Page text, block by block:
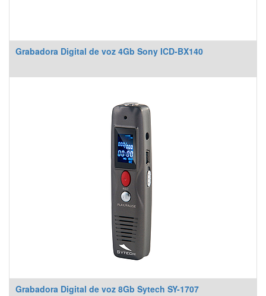
Grabadora Digital de voz 4Gb Sony ICD-BX140
Grabadora Digital de voz 8Gb Sytech SY-1707